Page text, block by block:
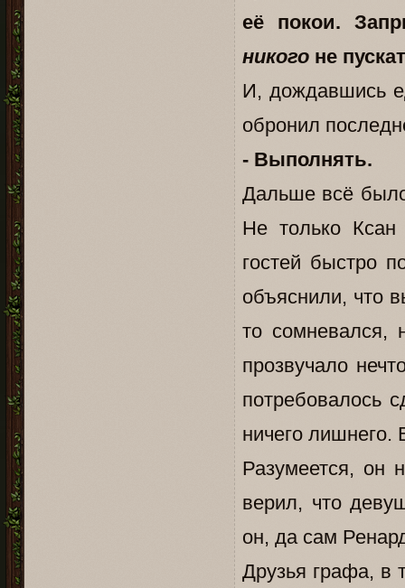
её покои.
никого не
И, дождавшись
обронил
- Выполнять.
Дальше всё
Не только
гостей быстро
объяснили, что
то сомневался,
прозвучало
потребовалось
ничего лишнего.
Разумеется, он
верил, что
он, да сам
Друзья графа, в